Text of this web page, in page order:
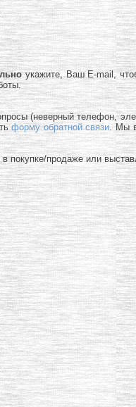
укажите, Ваш E-mail,
(неверный телефон,
форму обратной связи. Мы в
покупке/продаже или